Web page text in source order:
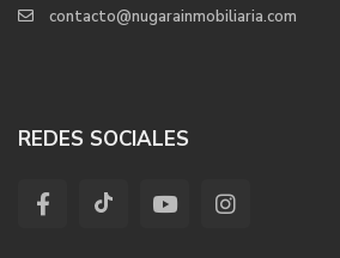
contacto@nugarainmobiliaria.com
REDES SOCIALES